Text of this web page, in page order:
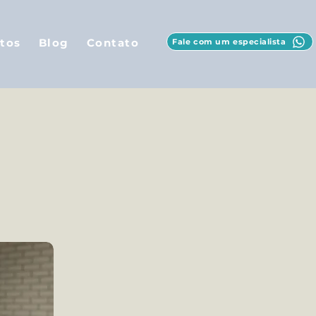
Blog Contato Fale com um especialista